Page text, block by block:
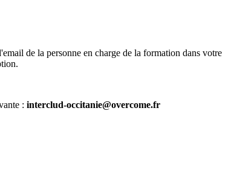
de la personne en charge de la formation dans votre
: interclud-occitanie@overcome.fr